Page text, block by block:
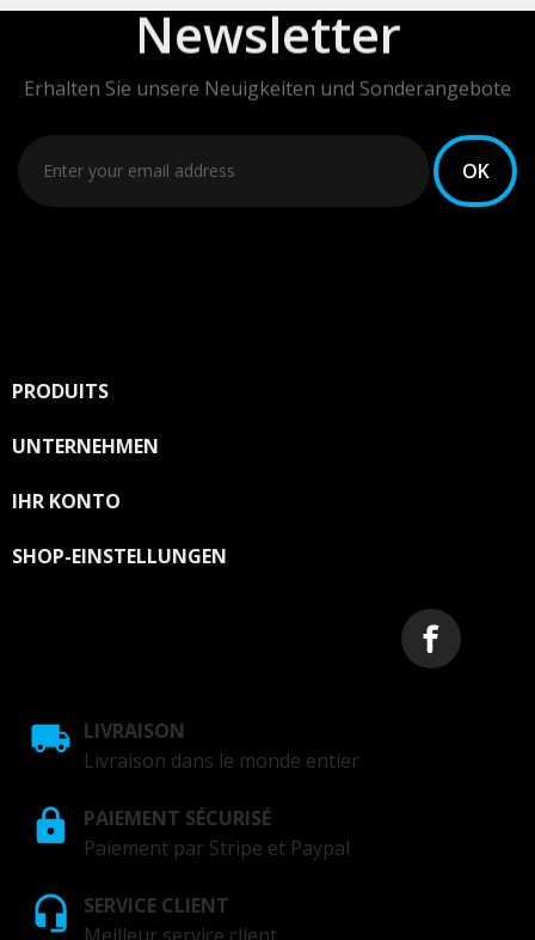
Newsletter
Erhalten Sie unsere Neuigkeiten und Sonderangebote
PRODUITS
UNTERNEHMEN
IHR KONTO
SHOP-EINSTELLUNGEN
LIVRAISON
Livraison dans le monde entier
PAIEMENT SÉCURISÉ
Paiement par Stripe et Paypal
SERVICE CLIENT